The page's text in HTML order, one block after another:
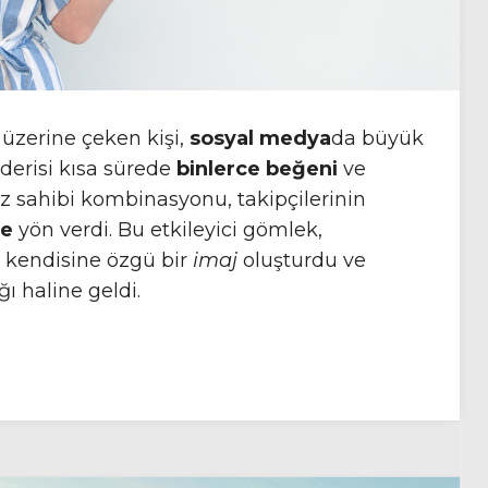
çeken kişi, sosyal medyada büyük
kısa sürede binlerce beğeni ve
sahibi kombinasyonu, takipçilerinin
yön verdi. Bu etkileyici gömlek,
kendisine özgü bir imaj oluşturdu ve
haline geldi.